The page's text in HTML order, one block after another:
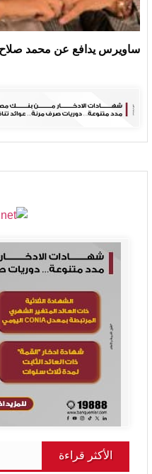
ساويرس يدافع عن محمد صلاح
الأكثر قراءة